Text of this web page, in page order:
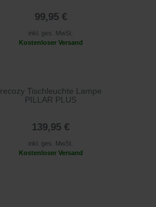
99,95 €
inkl. ges. MwSt.
Kostenloser Versand
recozy Tischleuchte Lampe
PILLAR PLUS
139,95 €
inkl. ges. MwSt.
Kostenloser Versand